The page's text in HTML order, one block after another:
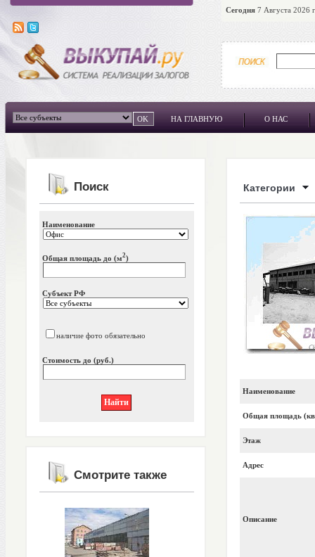
Сегодня 7 Августа 2026
НА ГЛАВНУЮ О НАС
Поиск
Наименование
Общая площадь до (м2)
Субъект РФ
наличие фото обязательно
Стоимость до (руб.)
Смотрите также
Категории
Наименование
Общая площадь
Этаж
Адрес
Описание